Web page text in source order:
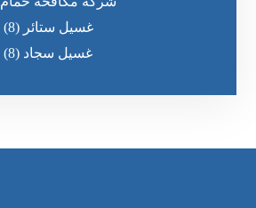
غسيل ستائر (8)
غسيل سجاد (8)